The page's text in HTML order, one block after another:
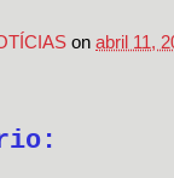
on abril 11,